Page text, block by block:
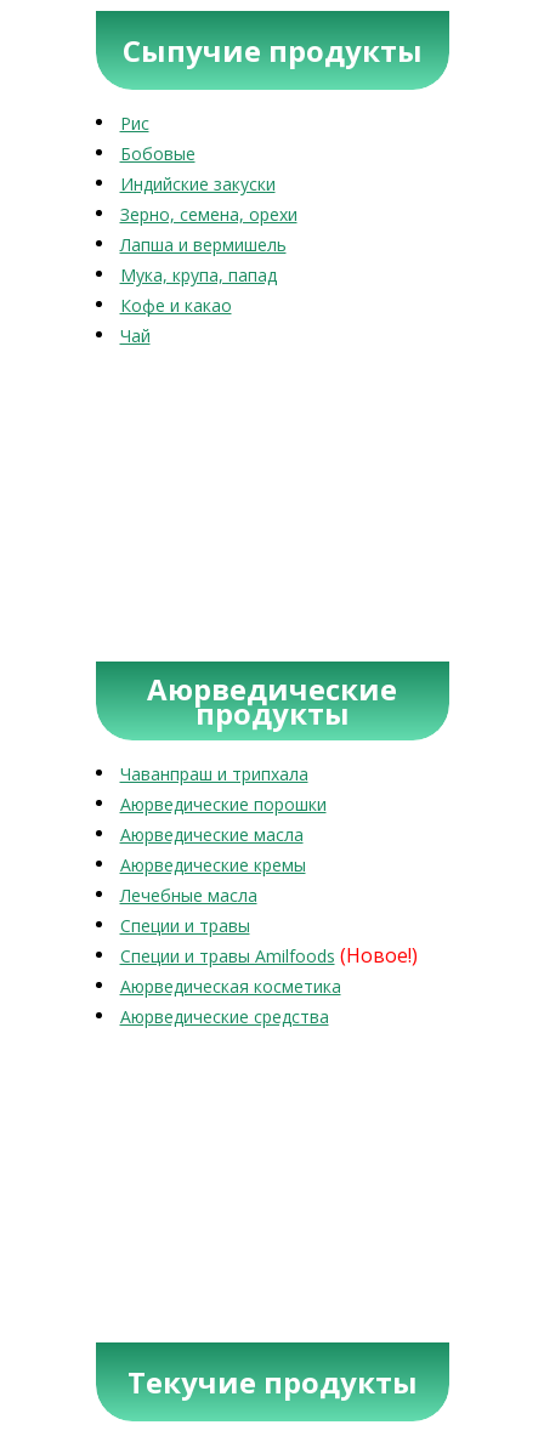
Сыпучие продукты
Рис
Бобовые
Индийские закуски
Зерно, семена, орехи
Лапша и вермишель
Мука, крупа, папад
Кофе и какао
Чай
Аюрведические
продукты
Чаванпраш и трипхала
Аюрведические порошки
Аюрведические масла
Аюрведические кремы
Лечебные масла
Специи и травы
Специи и травы Amilfoods (Новое!)
Аюрведическая косметика
Аюрведические средства
Текучие продукты